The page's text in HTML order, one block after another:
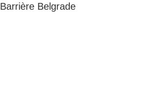
Barrière Belgrade